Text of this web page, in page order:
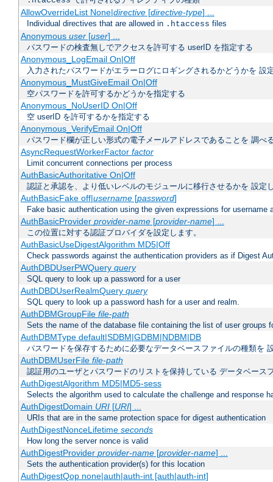
AllowOverrideList None|directive[directive-type] ...
Individual directives that are allowed in .htaccess files
Anonymous user[user] ...
パスワードの検査無しでアクセスを許可する userID を指定する
Anonymous_LogEmail On|Off
入力されたパスワードがエラーログにロギングされるかどうかを 設
Anonymous_MustGiveEmail On|Off
空パスワードを許可するかどうかを指定する
Anonymous_NoUserID On|Off
空 userID を許可するかを指定する
Anonymous_VerifyEmail On|Off
パスワード欄が正しい形式の電子メールアドレスであることを 調べ
AsyncRequestWorkerFactor factor
Limit concurrent connections per process
AuthBasicAuthoritative On|Off
認証と承認を、より低いレベルのモジュールに移行させるかを 設定
AuthBasicFake off|username[password]
Fake basic authentication using the given expressions for username
AuthBasicProvider provider-name[provider-name] ...
この位置に対する認証プロバイダを設定します。
AuthBasicUseDigestAlgorithm MD5|Off
Check passwords against the authentication providers as if Digest
AuthDBDUserPWQuery query
SQL query to look up a password for a user
AuthDBDUserRealmQuery query
SQL query to look up a password hash for a user and realm.
AuthDBMGroupFile file-path
Sets the name of the database file containing the list of user groups
AuthDBMType default|SDBM|GDBM|NDBM|DB
パスワードを保存するために必要なデータベースファイルの種類を
AuthDBMUserFile file-path
認証用のユーザとパスワードのリストを保持している データベース
AuthDigestAlgorithm MD5|MD5-sess
Selects the algorithm used to calculate the challenge and response
AuthDigestDomain URI[URI] ...
URIs that are in the same protection space for digest authentication
AuthDigestNonceLifetime seconds
How long the server nonce is valid
AuthDigestProvider provider-name[provider-name] ...
Sets the authentication provider(s) for this location
AuthDigestQop none|auth|auth-int [auth|auth-int]